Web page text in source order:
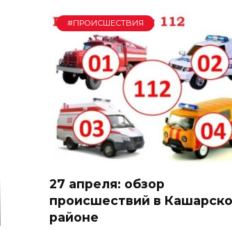
#ПРОИСШЕСТВИЯ
27 апреля: обзор
происшествий в
районе